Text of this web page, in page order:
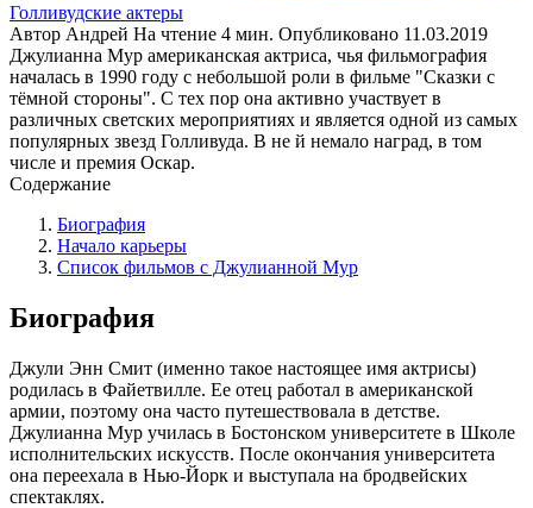
Голливудские актеры
Автор Андрей На чтение 4 мин. Опубликовано 11.03.2019
Джулианна Мур американская актриса, чья фильмография
началась в 1990 году с небольшой роли в фильме "Сказки с
тёмной стороны". С тех пор она активно участвует в
различных светских мероприятиях и является одной из самых
популярных звезд Голливуда. В не й немало наград, в том
числе и премия Оскар.
Содержание
Биография
Начало карьеры
Список фильмов с Джулианной Мур
Биография
Джули Энн Смит (именно такое настоящее имя актрисы)
родилась в Файетвилле. Ее отец работал в американской
армии, поэтому она часто путешествовала в детстве.
Джулианна Мур училась в Бостонском университете в Школе
исполнительских искусств. После окончания университета
она переехала в Нью-Йорк и выступала на бродвейских
спектаклях.